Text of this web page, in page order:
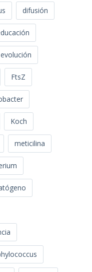
difusión
evolución
FtsZ
Koch
meticilina